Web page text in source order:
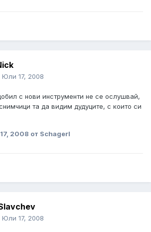
Юли 17, 2008
с нови инструменти не се ослушвай,
та да видим дудуците, с които си
2008 от Schagerl
Юли 17, 2008